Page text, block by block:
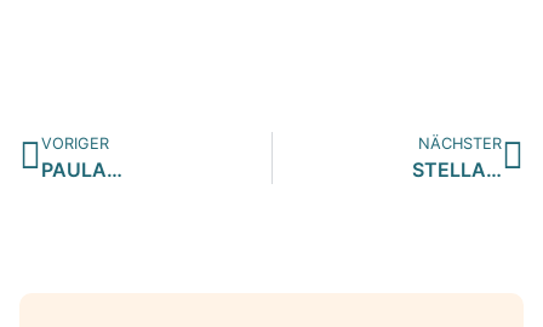
VORIGER
PAULA…
NÄCHSTER
STELLA…